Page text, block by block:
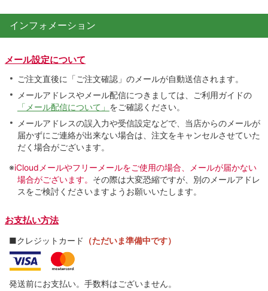
インフォメーション
メール設定について
ご注文直後に「ご注文確認」のメールが自動送信されます。
メールアドレスやメール配信につきましては、ご利用ガイドの
「メール配信について」 をご確認ください。
メールアドレスの誤入力や受信設定などで、当店からのメールが
届かずにご連絡が出来ない場合は、注文をキャンセルさせていた
だく場合がございます。
※iCloudメールやフリーメールをご使用の場合、メールが届かない
場合がございます。 その際は大変恐縮ですが、別のメールアドレ
スをご検討くださいますようお願いいたします。
お支払い方法
■クレジットカード （ただいま準備中です）
発送前にお支払い。手数料はございません。